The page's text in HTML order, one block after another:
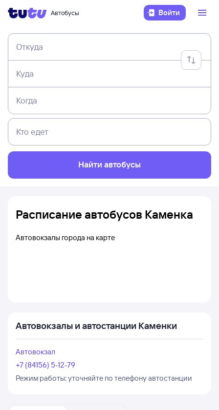
Автобусы Войти
Откуда
Куда
Когда
Кто едет
Найти автобусы
Расписание автобусов Каменка
Автовокзалы города на карте
Автовокзалы и автостанции Каменки
Автовокзал
+7 (84156) 5-12-79
Режим работы:уточняйте по телефону автостанции